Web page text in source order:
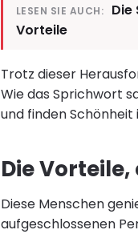
LESEN SIE AUCH:
Die
Vorteile
Trotz dieser
Wie das Sprichwort
und finden
Die Vorteile,
Diese Menschen
aufgeschlossenen